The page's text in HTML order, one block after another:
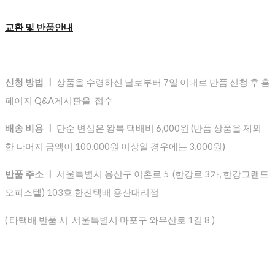
교환 및 반품안내
신청 방법 ㅣ 상품을 수령하신 날로부터 7일 이내로 반품 신청 후 홈
페이지 Q&A게시판을 접수
배송 비용 ㅣ
단순 변심은 왕복 택배비 6,000원 (반품 상품을 제외
한 나머지 금액이 100,000원 이상일 경우에는 3,000원)
반품 주소 ㅣ 서울특별시 용산구 이촌로 5 (한강로 3가, 한강그랜드
오피스텔) 103호 한진택배 용산대리점
( 타택배 반품 시 서울특별시 마포구 와우산로 1길 8 )